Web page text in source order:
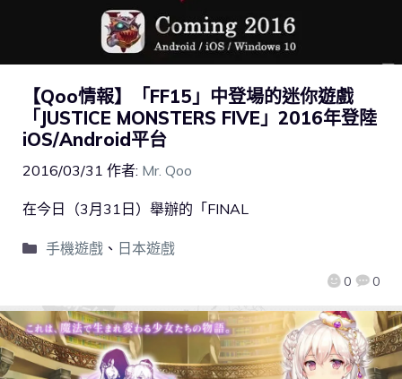
【Qoo情報】「FF15」中登場的迷你遊戲
「JUSTICE MONSTERS FIVE」2016年登陸
iOS/Android平台
2016/03/31 作者: Mr. Qoo
0 0
在今日（3月31日）舉辦的「FINAL
手機遊戲、 日本遊戲